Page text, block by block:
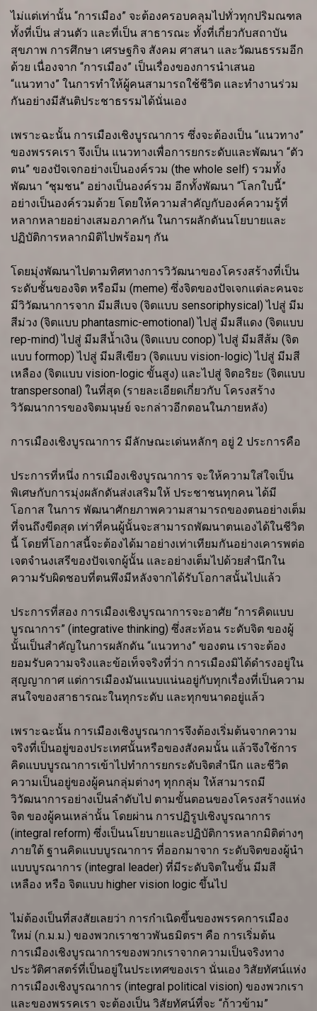
ไม่แต่เท่านั้น “การเมือง” จะต้องครอบคลุมไปทั่วทุกปริมณฑล
ทั้งที่เป็น ส่วนตัว และที่เป็น สาธารณะ ทั้งที่เกี่ยวกับสถาบัน
สุขภาพ การศึกษา เศรษฐกิจ สังคม ศาสนา และวัฒนธรรมอีก
ด้วย เนื่องจาก “การเมือง” เป็นเรื่องของการนำเสนอ
“แนวทาง” ในการทำให้ผู้คนสามารถใช้ชีวิต และทำงานร่วม
กันอย่างมีสันติประชาธรรมได้นั่นเอง
เพราะฉะนั้น การเมืองเชิงบูรณาการ ซึ่งจะต้องเป็น “แนวทาง”
ของพรรคเรา จึงเป็น แนวทางเพื่อการยกระดับและพัฒนา “ตัว
ตน” ของปัจเจกอย่างเป็นองค์รวม (the whole self) รวมทั้ง
พัฒนา “ชุมชน” อย่างเป็นองค์รวม อีกทั้งพัฒนา “โลกใบนี้”
อย่างเป็นองค์รวมด้วย โดยให้ความสำคัญกับองค์ความรู้ที่
หลากหลายอย่างเสมอภาคกัน ในการผลักดันนโยบายและ
ปฏิบัติการหลากมิติไปพร้อมๆ กัน
โดยมุ่งพัฒนาไปตามทิศทางการวิวัฒนาของโครงสร้างที่เป็น
ระดับชั้นของจิต หรือมีม (meme) ซึ่งจิตของปัจเจกแต่ละคนจะ
มีวิวัฒนาการจาก มีมสีเบจ (จิตแบบ sensoriphysical) ไปสู่ มีม
สีม่วง (จิตแบบ phantasmic-emotional) ไปสู่ มีมสีแดง (จิตแบบ
rep-mind) ไปสู่ มีมสีน้ำเงิน (จิตแบบ conop) ไปสู่ มีมสีส้ม (จิต
แบบ formop) ไปสู่ มีมสีเขียว (จิตแบบ vision-logic) ไปสู่ มีมสี
เหลือง (จิตแบบ vision-logic ขั้นสูง) และไปสู่ จิตอริยะ (จิตแบบ
transpersonal) ในที่สุด (รายละเอียดเกี่ยวกับ โครงสร้าง
วิวัฒนาการของจิตมนุษย์ จะกล่าวอีกตอนในภายหลัง)
การเมืองเชิงบูรณาการ มีลักษณะเด่นหลักๆ อยู่ 2 ประการคือ
ประการที่หนึ่ง การเมืองเชิงบูรณาการ จะให้ความใส่ใจเป็น
พิเศษกับการมุ่งผลักดันส่งเสริมให้ ประชาชนทุกคน ได้มี
โอกาส ในการ พัฒนาศักยภาพความสามารถของตนอย่างเต็ม
ที่จนถึงขีดสุด เท่าที่คนผู้นั้นจะสามารถพัฒนาตนเองได้ในชีวิต
นี้ โดยที่โอกาสนี้จะต้องได้มาอย่างเท่าเทียมกันอย่างเคารพต่อ
เจตจำนงเสรีของปัจเจกผู้นั้น และอย่างเต็มไปด้วยสำนึกใน
ความรับผิดชอบที่ตนพึงมีหลังจากได้รับโอกาสนั้นไปแล้ว
ประการที่สอง การเมืองเชิงบูรณาการจะอาศัย “การคิดแบบ
บูรณาการ” (integrative thinking) ซึ่งสะท้อน ระดับจิต ของผู้
นั้นเป็นสำคัญในการผลักดัน “แนวทาง” ของตน เราจะต้อง
ยอมรับความจริงและข้อเท็จจริงที่ว่า การเมืองมิได้ดำรงอยู่ใน
สุญญากาศ แต่การเมืองมันแนบแน่นอยู่กับทุกเรื่องที่เป็นความ
สนใจของสาธารณะในทุกระดับ และทุกขนาดอยู่แล้ว
เพราะฉะนั้น การเมืองเชิงบูรณาการจึงต้องเริ่มต้นจากความ
จริงที่เป็นอยู่ของประเทศนั้นหรือของสังคมนั้น แล้วจึงใช้การ
คิดแบบบูรณาการเข้าไปทำการยกระดับจิตสำนึก และชีวิต
ความเป็นอยู่ของผู้คนกลุ่มต่างๆ ทุกกลุ่ม ให้สามารถมี
วิวัฒนาการอย่างเป็นลำดับไป ตามขั้นตอนของโครงสร้างแห่ง
จิต ของผู้คนเหล่านั้น โดยผ่าน การปฏิรูปเชิงบูรณาการ
(integral reform) ซึ่งเป็นนโยบายและปฏิบัติการหลากมิติต่างๆ
ภายใต้ ฐานคิดแบบบูรณาการ ที่ออกมาจาก ระดับจิตของผู้นำ
แบบบูรณาการ (integral leader) ที่มีระดับจิตในขั้น มีมสี
เหลือง หรือ จิตแบบ higher vision logic ขึ้นไป
ไม่ต้องเป็นที่สงสัยเลยว่า การกำเนิดขึ้นของพรรคการเมือง
ใหม่ (ก.ม.ม.) ของพวกเราชาวพันธมิตรฯ คือ การเริ่มต้น
การเมืองเชิงบูรณาการของพวกเราจากความเป็นจริงทาง
ประวัติศาสตร์ที่เป็นอยู่ในประเทศของเรา นั่นเอง วิสัยทัศน์แห่ง
การเมืองเชิงบูรณาการ (integral political vision) ของพวกเรา
และของพรรคเรา จะต้องเป็น วิสัยทัศน์ที่จะ “ก้าวข้าม”